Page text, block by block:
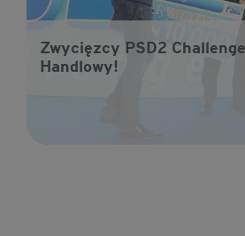
Zwycięzcy PSD2
Handlowy!